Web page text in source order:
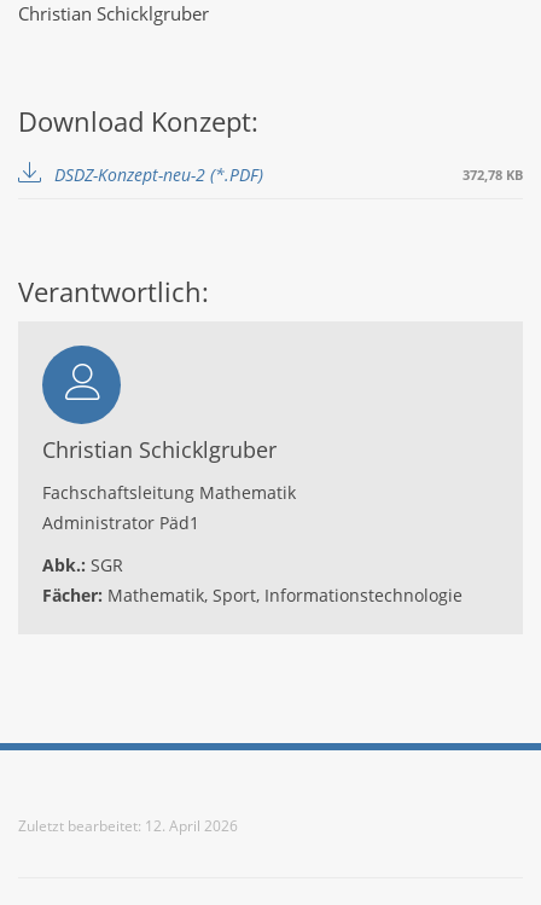
Christian Schicklgruber
Download Konzept:
DSDZ-Konzept-neu-2 372,78 KB
Verantwortlich:
Christian Schicklgruber
Fachschaftsleitung Mathematik
Administrator Päd1
Abk.: SGR
Fächer: Mathematik, Sport, Informationstechnologie
Meta
Zuletzt bearbeitet: 12. April 2026